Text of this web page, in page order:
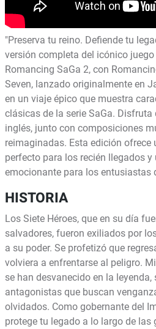
"Preserva tu reino. Defiende tu
versión completa del icónico
Romancing SaGa 2, con
Seven, lanzado originalmente en
en un viaje épico que muestra
clásicas de la serie SaGa. Disfruta
inglés, junto con composiciones
reimaginadas. Esta edición ofrece
perfecto para los recién llegados y
emocionante para los entusiastas
HISTORIA
Los Siete Héroes, que en su día
salvadores, fueron exiliados por
a su poder. Se profetizó que
volviera a enfrentarse al peligro.
se han desvanecido en la
antagonistas que buscan
olvidados. Como gobernante del
protege tu legado a lo largo de las